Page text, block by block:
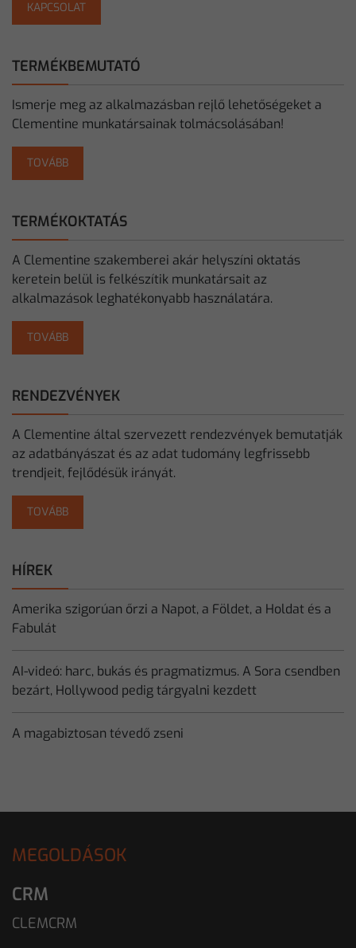
KAPCSOLAT
TERMÉKBEMUTATÓ
Ismerje meg az alkalmazásban rejlő lehetőségeket a
Clementine munkatársainak tolmácsolásában!
TOVÁBB
TERMÉKOKTATÁS
A Clementine szakemberei akár helyszíni oktatás
keretein belül is felkészítik munkatársait az
alkalmazások leghatékonyabb használatára.
TOVÁBB
RENDEZVÉNYEK
A Clementine által szervezett rendezvények bemutatják
az adatbányászat és az adat tudomány legfrissebb
trendjeit, fejlődésük irányát.
TOVÁBB
HÍREK
Amerika szigorúan őrzi a Napot, a Földet, a Holdat és a
Fabulát
AI-videó: harc, bukás és pragmatizmus. A Sora csendben
bezárt, Hollywood pedig tárgyalni kezdett
A magabiztosan tévedő zseni
MEGOLDÁSOK
CRM
CLEMCRM